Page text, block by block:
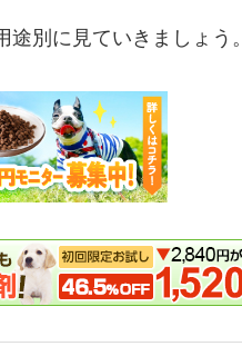
別に見ていきましょう。